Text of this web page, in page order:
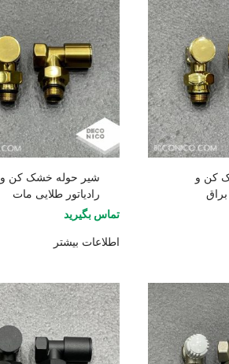
کن و
براق
شیر حوله خشک کن و
رادیاتور طلایی مات
تماس بگیرید
اطلاعات بیشتر